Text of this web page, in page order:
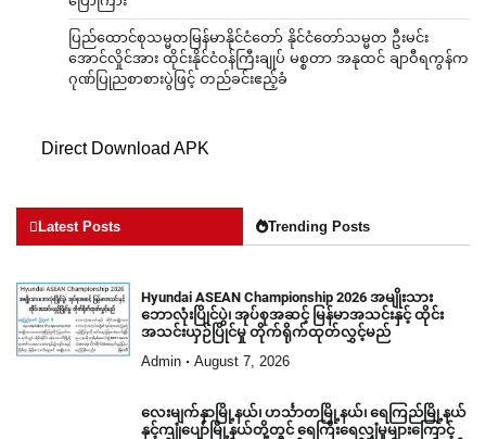
ပြည်ထောင်စုသမ္မတမြန်မာနိုင်ငံတော် နိုင်ငံတော်သမ္မတ ဦးမင်း
အောင်လှိုင်အား ထိုင်းနိုင်ငံဝန်ကြီးချုပ် မစ္စတာ အနုထင် ချာဝီရကွန်က
ဂုဏ်ပြုညစာစားပွဲဖြင့် တည်ခင်းဧည့်ခံ
Direct Download APK
Latest Posts Trending Posts
Hyundai ASEAN Championship 2026 အမျိုးသား
ဘောလုံးပြိုင်ပွဲ၊ အုပ်စုအဆင့် မြန်မာအသင်းနှင့် ထိုင်း
အသင်းယှဉ်ပြိုင်မှု တိုက်ရိုက်ထုတ်လွှင့်မည်
Admin August 7, 2026
လေးမျက်နှာမြို့နယ်၊ ဟင်္သာတမြို့နယ်၊ ရေကြည်မြို့နယ်
နှင့်ကျုံပျော်မြို့နယ်တို့တွင် ရေကြီးရေလျှံမှုများကြောင့်